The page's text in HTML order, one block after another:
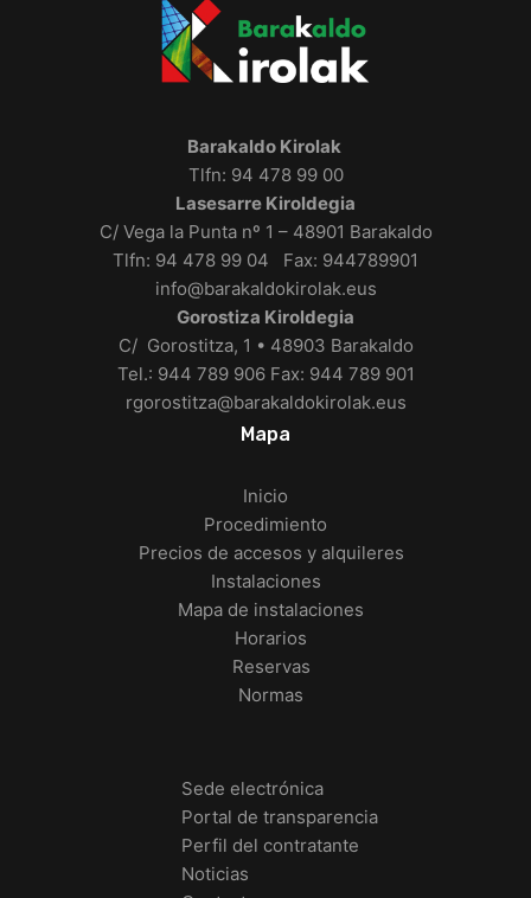
Barakaldo Kirolak
Tlfn: 94 478 99 00
Lasesarre Kiroldegia
C/ Vega la Punta nº 1 – 48901 Barakaldo
Tlfn: 94 478 99 04 Fax: 944789901
info@barakaldokirolak.eus
Gorostiza Kiroldegia
C/ Gorostitza, 1 • 48903 Barakaldo
Tel.: 944 789 906 Fax: 944 789 901
rgorostitza@barakaldokirolak.eus
Mapa
Inicio
Procedimiento
Precios de accesos y alquileres
Instalaciones
Mapa de instalaciones
Horarios
Reservas
Normas
Sede electrónica
Portal de transparencia
Perfil del contratante
Noticias